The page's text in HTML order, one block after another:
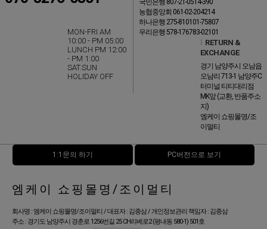
MON-FRI AM
10:00 - PM 05:00
LUNCH PM 12:00
- PM 1:00
SAT.SUN
HOLIDAY OFF
국민은행 807-21-0514-390
농협중앙회 061-02-204214
하나은행 275-810101-75807
우리은행 578-176783-02101
RETURN &
EXCHANGE
경기 남양주시 오남읍
오남리 713-1 남양주C
터미널 티티대리점
MK앞 (교환, 반품주소
지)
엠케이 쇼핑몰명/조
이멀티
1:1문의 하기 PC버전으로 보기
엠케이 쇼핑몰명/조이멀티
회사명 : 엠케이 쇼핑몰명/조이멀티 / 대표자 : 김종삼 / 개인정보관리 책임자 : 김종삼
주소 : 경기도 남양주시 경춘로 1256번길 25 CH리베로2 (평내동 580-1) 501호